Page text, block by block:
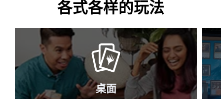
各式各样的玩法
桌面